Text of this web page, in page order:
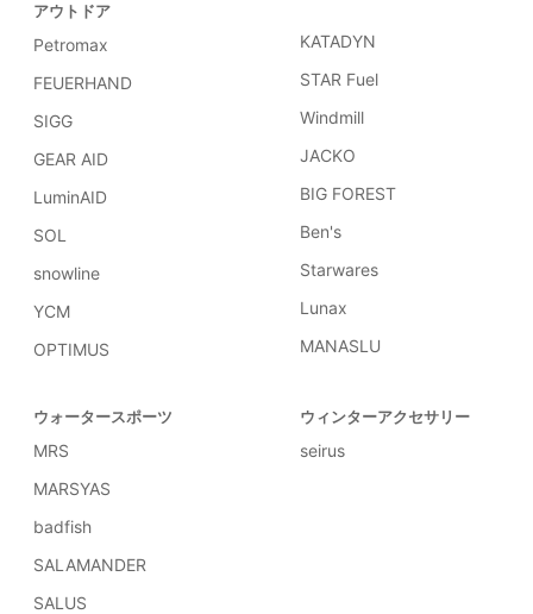
アウトドア
Petromax
FEUERHAND
SIGG
GEAR AID
LuminAID
SOL
snowline
YCM
OPTIMUS
KATADYN
STAR Fuel
Windmill
JACKO
BIG FOREST
Ben's
Starwares
Lunax
MANASLU
ウォータースポーツ
MRS
MARSYAS
badfish
SALAMANDER
SALUS
ウィンターアクセサリー
seirus